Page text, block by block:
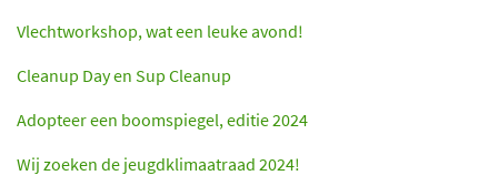
Vlechtworkshop, wat een leuke avond!
Cleanup Day en Sup Cleanup
Adopteer een boomspiegel, editie 2024
Wij zoeken de jeugdklimaatraad 2024!